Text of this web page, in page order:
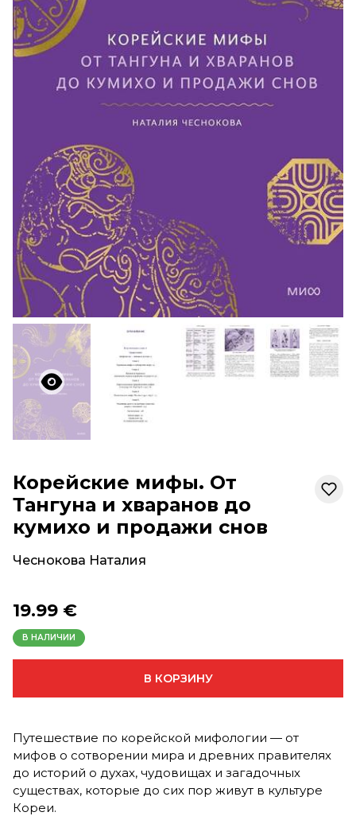
Корейские мифы. От
Тангуна и хваранов до
кумихо и продажи снов
Чеснокова Наталия
19.99 €
В НАЛИЧИИ
В КОРЗИНУ
Путешествие по корейской мифологии — от
мифов о сотворении мира и древних правителях
до историй о духах, чудовищах и загадочных
существах, которые до сих пор живут в культуре
Кореи.